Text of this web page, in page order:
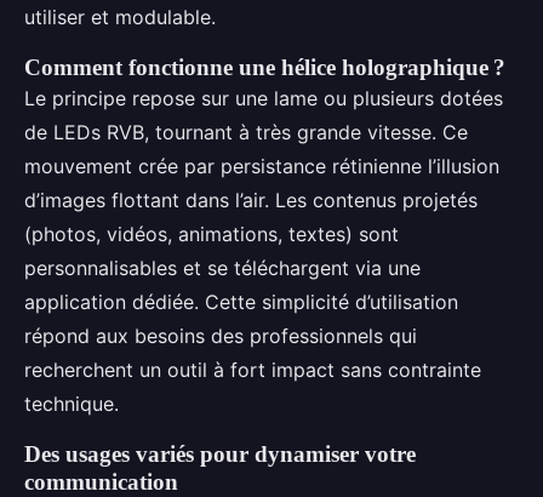
utiliser et modulable.
Comment fonctionne une hélice holographique ?
Le principe repose sur une lame ou plusieurs dotées
de LEDs RVB, tournant à très grande vitesse. Ce
mouvement crée par persistance rétinienne l’illusion
d’images flottant dans l’air. Les contenus projetés
(photos, vidéos, animations, textes) sont
personnalisables et se téléchargent via une
application dédiée. Cette simplicité d’utilisation
répond aux besoins des professionnels qui
recherchent un outil à fort impact sans contrainte
technique.
Des usages variés pour dynamiser votre
communication